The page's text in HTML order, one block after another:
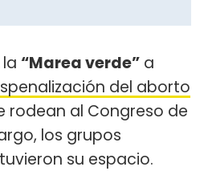
“Marea verde” a
del aborto
rodean al Congreso de
los grupos
su espacio.